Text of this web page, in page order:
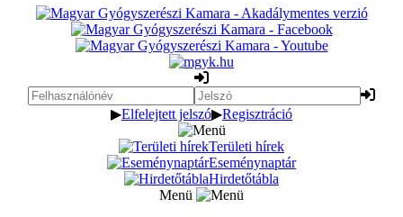
▶Elfelejtett jelszó▶Regisztráció
Területi hírek
Eseménynaptár
Hirdetőtábla
Menü